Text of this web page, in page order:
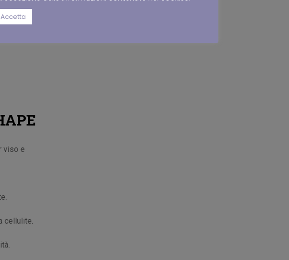
viso e
cellulite.
Accetta